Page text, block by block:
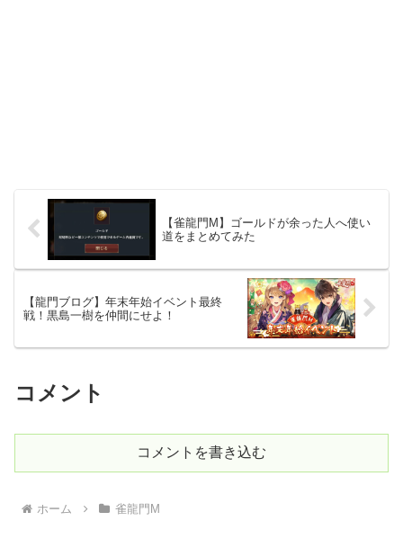
【雀龍門M】ゴールドが余った人へ使い
道をまとめてみた
【龍門ブログ】年末年始イベント最終
戦！黒島一樹を仲間にせよ！
コメント
コメントを書き込む
ホーム 雀龍門M